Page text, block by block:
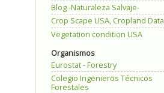
Blog -Naturaleza Salvaje-
Crop Scape USA, Cropland Data
Vegetation condition USA
Organismos
Eurostat - Forestry
Colegio Ingenieros Técnicos
Forestales